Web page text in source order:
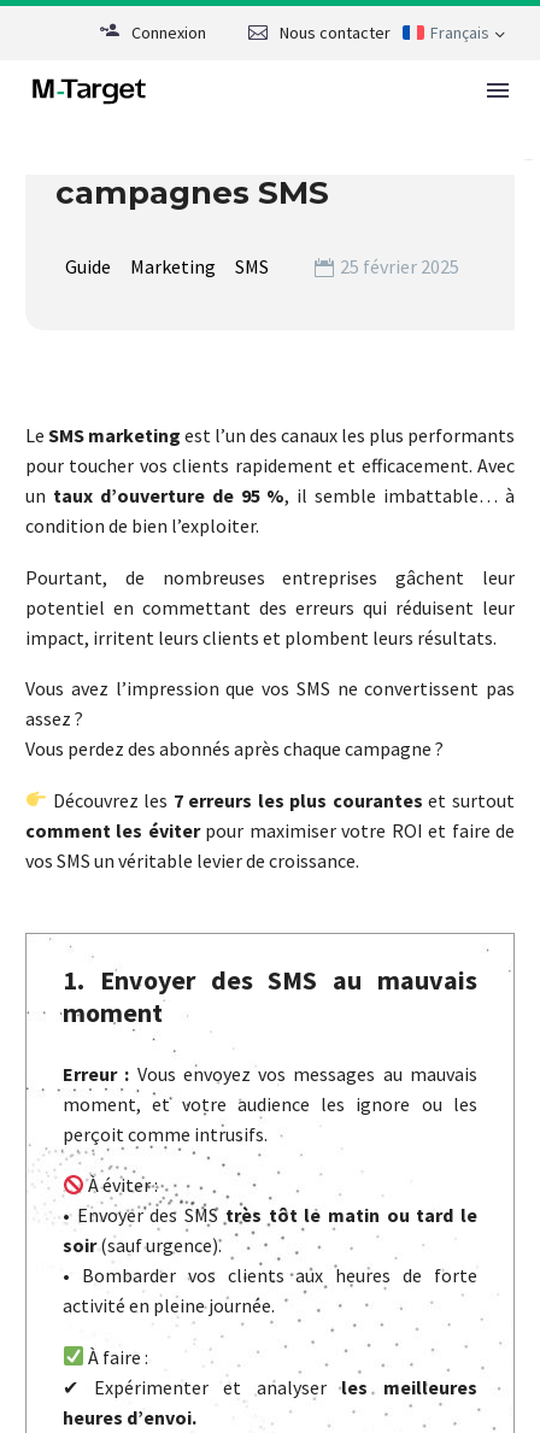
Connexion Nous contacter Français
Demander une démo
Contact
STOP aux erreurs ! Les 7
campagnes SMS
Guide Marketing SMS 25 février 2025
Le SMS marketing est l’un des canaux les plus performants
pour toucher vos clients rapidement et efficacement. Avec
un taux d’ouverture de 95 %, il semble imbattable… à
condition de bien l’exploiter.
Pourtant, de nombreuses entreprises gâchent leur
potentiel en commettant des erreurs qui réduisent leur
impact, irritent leurs clients et plombent leurs résultats.
Vous avez l’impression que vos SMS ne convertissent pas
assez ?
Vous perdez des abonnés après chaque campagne ?
Découvrez les 7 erreurs les plus courantes et surtout
comment les éviterpour maximiser votre ROI et faire de
vos SMS un véritable levier de croissance.
1. Envoyer des SMS au mauvais
moment
Erreur : Vous envoyez vos messages au mauvais
moment, et votre audience les ignore ou les
perçoit comme intrusifs.
À éviter :
• Envoyer des SMStrès tôt le matin ou tard le
soir(sauf urgence).
• Bombarder vos clients aux heures de forte
activité en pleine journée.
À faire :
✔ Expérimenter et analyserles meilleures
heures d’envoi.